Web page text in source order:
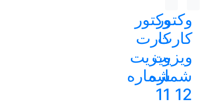
وکتور
کارت
ویزیت
شماره
12
وکتور
کارت
ویزیت
شماره
11